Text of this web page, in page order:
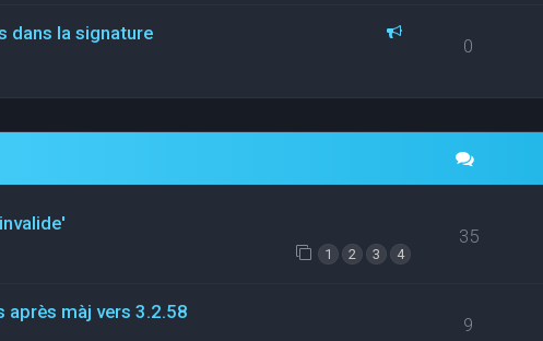
dans la signature
0
1 2 3 4
35
après màj vers 3.2.58
9